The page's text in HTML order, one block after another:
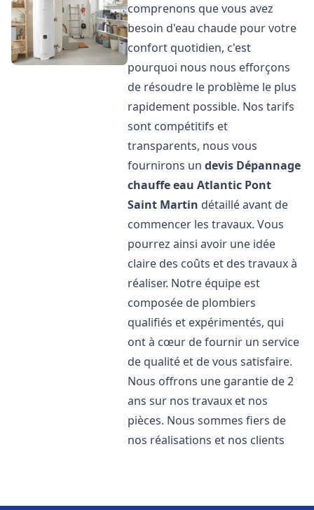
comprenons que vous avez
besoin d'eau chaude pour votre
confort quotidien, c'est
pourquoi nous nous efforçons
de résoudre le problème le plus
rapidement possible. Nos tarifs
sont compétitifs et
transparents, nous vous
fournirons undevis Dépannage
chauffe eau Atlantic Pont
Saint Martin détaillé avant de
commencer les travaux. Vous
pourrez ainsi avoir une idée
claire des coûts et des travaux à
réaliser. Notre équipe est
composée de plombiers
qualifiés et expérimentés, qui
ont à cœur de fournir un service
de qualité et de vous satisfaire.
Nous offrons une garantie de 2
ans sur nos travaux et nos
pièces. Nous sommes fiers de
nos réalisations et nos clients